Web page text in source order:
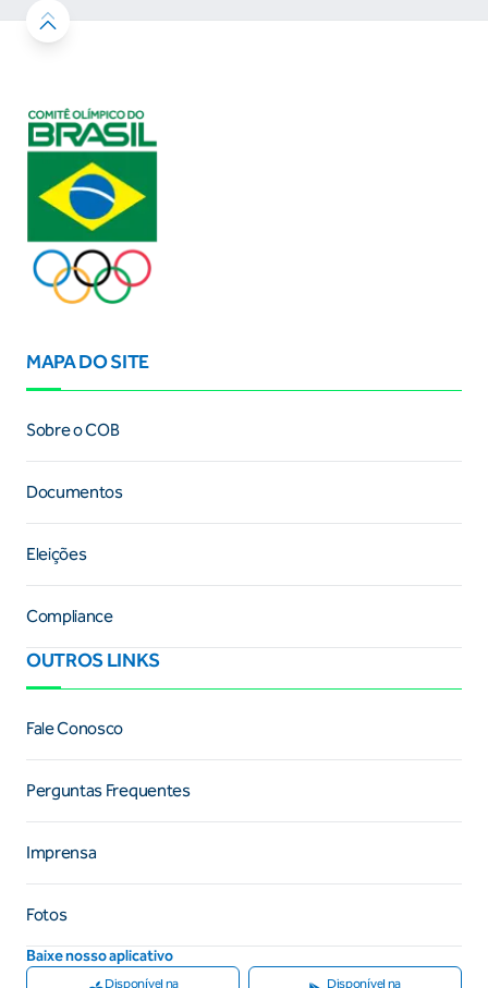
MAPA DO SITE
Sobre o COB
Documentos
Eleições
Compliance
OUTROS LINKS
Fale Conosco
Perguntas Frequentes
Imprensa
Fotos
Baixe nosso aplicativo
Disponível na Disponível na